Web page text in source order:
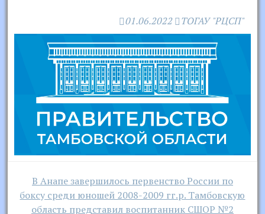
01.06.2022 ТОГАУ "РЦСП"
Навигация
записям
В Анапе завершилось первенство России по
боксу среди юношей 2008-2009 гг.р. Тамбовскую
область представил воспитанник СШОР №2